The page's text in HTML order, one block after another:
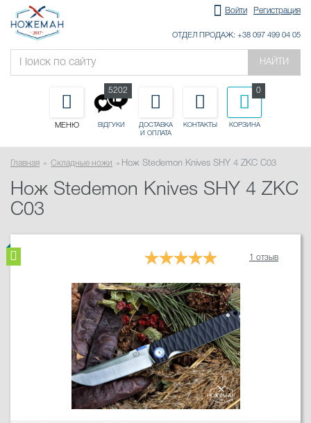
Войти Регистрация
ОТДЕЛ ПРОДАЖ: +38 097 499 04 05
НАЙТИ
МЕНЮ ВІДГУКИ
5202
ДОСТАВКА
И ОПЛАТА
КОНТАКТЫ КОРЗИНА
0
Главная Складные ножи Нож Stedemon Knives SHY 4 ZKC C03
Нож Stedemon Knives SHY 4 ZKC
C03
1 отзыв